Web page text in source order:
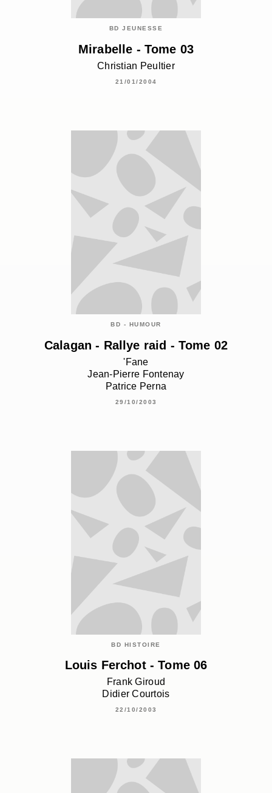
BD JEUNESSE
Mirabelle - Tome 03
Christian Peultier
21/01/2004
BD - HUMOUR
Calagan - Rallye raid - Tome 02
'Fane
Jean-Pierre Fontenay
Patrice Perna
29/10/2003
BD HISTOIRE
Louis Ferchot - Tome 06
Frank Giroud
Didier Courtois
22/10/2003